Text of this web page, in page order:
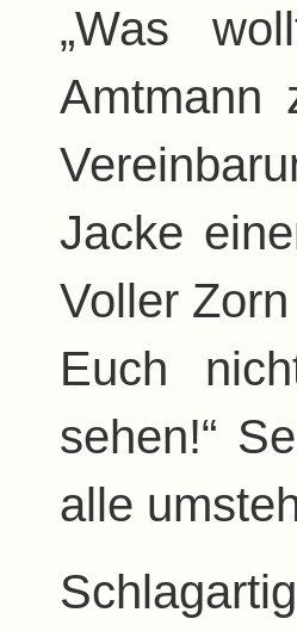
„Was
Amtmann
Jacke
Voller
Euch
sehen!“
alle